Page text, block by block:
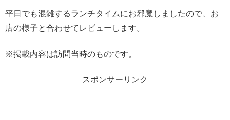
平日でも混雑するランチタイムにお邪魔しましたので、お
店の様子と合わせてレビューします。
※掲載内容は訪問当時のものです。
スポンサーリンク